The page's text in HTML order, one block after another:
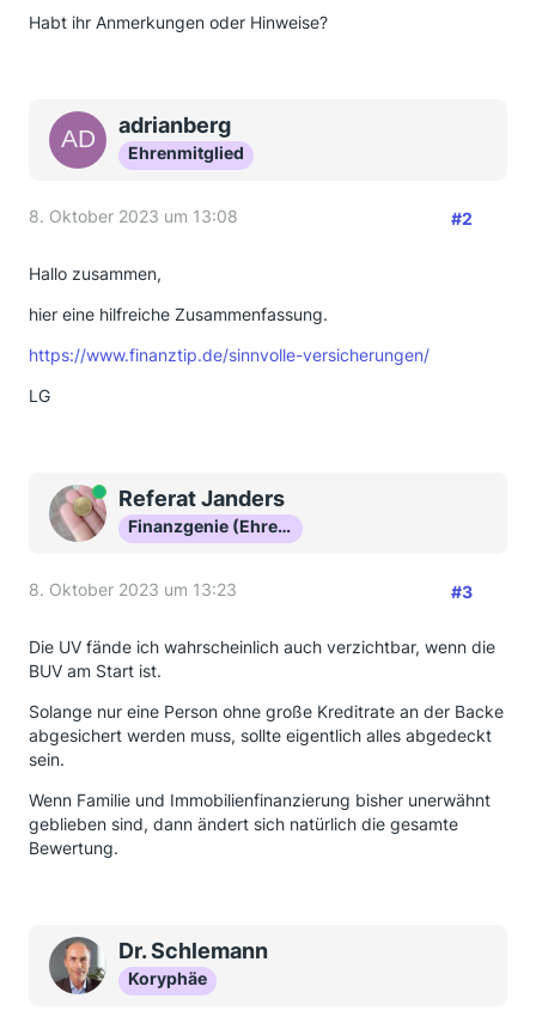
Habt ihr Anmerkungen oder Hinweise?
adrianberg
Ehrenmitglied
8. Oktober 2023 um 13:08 #2
Hallo zusammen,
hier eine hilfreiche Zusammenfassung.
https://www.finanztip.de/sinnvolle-versicherungen/
LG
OnlineReferat Janders
Finanzgenie (Ehrenmitglied)
8. Oktober 2023 um 13:23 #3
Die UV fände ich wahrscheinlich auch verzichtbar, wenn die
BUV am Start ist.
Solange nur eine Person ohne große Kreditrate an der Backe
abgesichert werden muss, sollte eigentlich alles abgedeckt
sein.
Wenn Familie und Immobilienfinanzierung bisher unerwähnt
geblieben sind, dann ändert sich natürlich die gesamte
Bewertung.
Dr. Schlemann
Koryphäe